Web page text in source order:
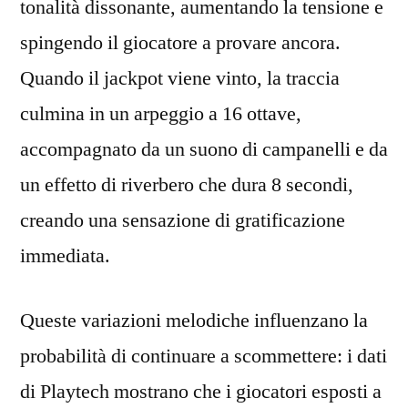
Risorsa
di
le
Tendenze
e
le
Stakeholder
Online
tonalità dissonante, aumentando la tensione e
spingendo il giocatore a provare ancora.
Quando il jackpot viene vinto, la traccia
culmina in un arpeggio a 16 ottave,
accompagnato da un suono di campanelli e da
un effetto di riverbero che dura 8 secondi,
creando una sensazione di gratificazione
immediata.
Queste variazioni melodiche influenzano la
probabilità di continuare a scommettere: i dati
di Playtech mostrano che i giocatori esposti a